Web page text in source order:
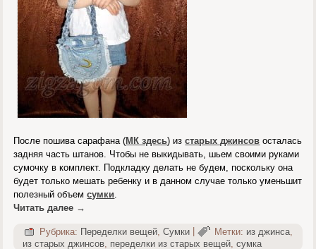
После пошива сарафана (МК здесь) изстарыхджинсов осталась
задняя часть штанов. Чтобы не выкидывать, шьем своими руками
сумочку в комплект. Подкладку делать не будем, поскольку она
будет только мешать ребенку и в данном случае только уменьшит
полезный объемсумки.
Читать далее →
Рубрика: Переделки вещей ,Сумки | Метки: из джинса
из старых джинсов, переделки из старых вещей,сумка